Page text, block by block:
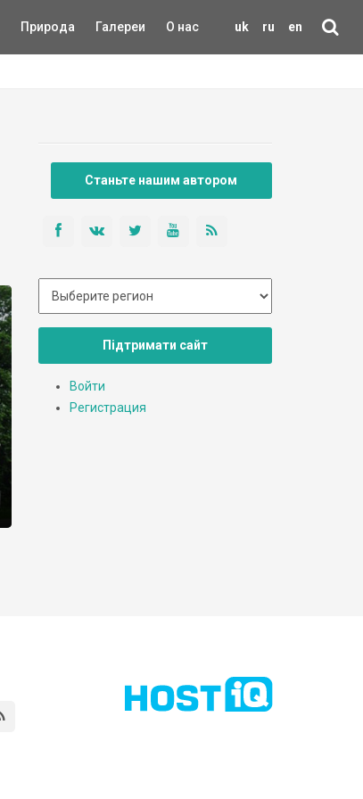
uk ru en
Природа Галереи О нас
Станьте нашим автором
Підтримати сайт
Войти
Регистрация